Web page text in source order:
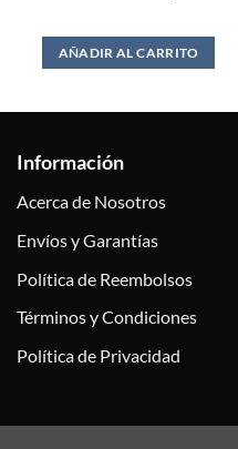
AÑADIR AL CARRITO
Información
Acerca de Nosotros
Envíos y Garantías
Política de Reembolsos
Términos y Condiciones
Política de Privacidad